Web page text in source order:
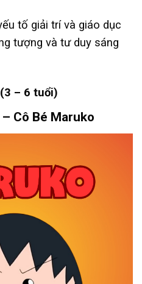
tố giải trí và giáo dục
tượng và tư duy sáng
– 6 tuổi)
Cô Bé Maruko